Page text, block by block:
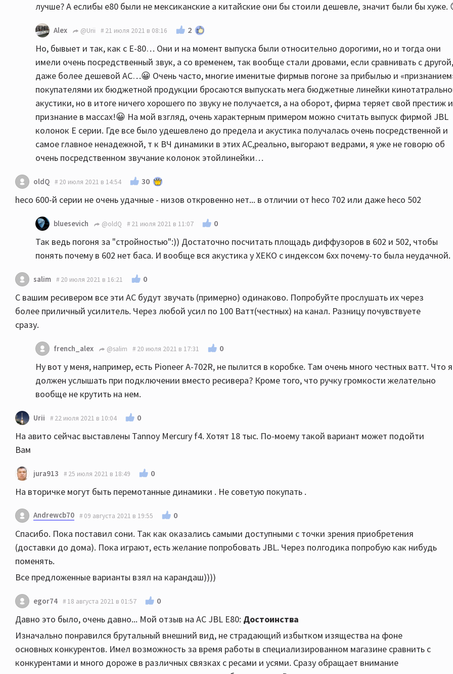
лучше? А еслибы е80 были не мексиканские а китайские они бы стоили дешевле, значит были бы хуже.
Alex @Urii 21 июля 2021 в 08:16 2
Но, бывыет и так, как с E-80… Они и на момент выпуска были относительно дорогими, но и тогда они
имели очень посредственный звук, а со временем, так вообще стали дровами, если сравнивать с другой,
даже более дешевой АС…😀 Очень часто, многие именитые фирмыв погоне за прибылью и
покупателями их бюджетной продукции бросаются выпускать мега бюджетные линейки
акустики, но в итоге ничего хорошего по звуку не получается, а на оборот, фирма теряет свой престиж и
признание в массах!😀 На мой взгляд, очень характерным примером можно считать выпуск фирмой JBL
колонок Е серии. Где все было удешевлено до предела и акустика получалась очень посредственной и
самое главное ненадежной, т к ВЧ динамики в этих АС,реально, выгорают ведрами, я уже не говорю об
очень посредственном звучание колонок этойлинейки…
oldQ 20 июля 2021 в 14:54 30
heco 600-й серии не очень удачные - низов откровенно нет... в отличии от heco 702 или даже heco 502
bluesevich @oldQ 21 июля 2021 в 11:07 0
Так ведь погоня за "стройностью":)) Достаточно посчитать площадь диффузоров в 602 и 502, чтобы
понять почему в 602 нет баса. И вообще вся акустика у ХЕКО с индексом 6хх почему-то была неудачной.
salim 20 июля 2021 в 16:21 0
С вашим ресивером все эти АС будут звучать (примерно) одинаково. Попробуйте прослушать их через
более приличный усилитель. Через любой усил по 100 Ватт(честных) на канал. Разницу почувствуете
сразу.
french_alex @salim 20 июля 2021 в 17:31 0
Ну вот у меня, например, есть Pioneer A-702R, не пылится в коробке. Там очень много честных ватт. Что я
должен услышать при подключении вместо ресивера? Кроме того, что ручку громкости желательно
вообще не крутить на нем.
Urii 22 июля 2021 в 10:04 0
На авито сейчас выставлены Tannoy Mercury f4. Хотят 18 тыс. По-моему такой вариант может подойти
Вам
jura913 25 июля 2021 в 18:49 0
На вторичке могут быть перемотанные динамики . Не советую покупать .
Andrewcb70 09 августа 2021 в 19:55 0
Спасибо. Пока поставил сони. Так как оказались самыми доступными с точки зрения приобретения
(доставки до дома). Пока играют, есть желание попробовать JBL. Через полгодика попробую как нибудь
поменять.
Все предложенные варианты взял на карандаш))))
egor74 18 августа 2021 в 01:57 0
Давно это было, очень давно... Мой отзыв на АС JBL E80: Достоинства
Изначально понравился брутальный внешний вид, не страдающий избытком изящества на фоне
основных конкурентов. Имел возможность за время работы в специализированном магазине сравнить с
конкурентами и много дороже в различных связках с ресами и усями. Сразу обращает внимание